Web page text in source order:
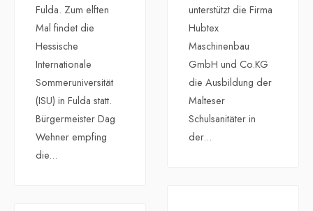
Fulda. Zum elften
Mal findet die
Hessische
Internationale
Sommeruniversität
(ISU) in Fulda statt.
Bürgermeister Dag
Wehner empfing
die...
unterstützt die Firma
Hubtex
Maschinenbau
GmbH und Co.KG
die Ausbildung der
Malteser
Schulsanitäter in
der...